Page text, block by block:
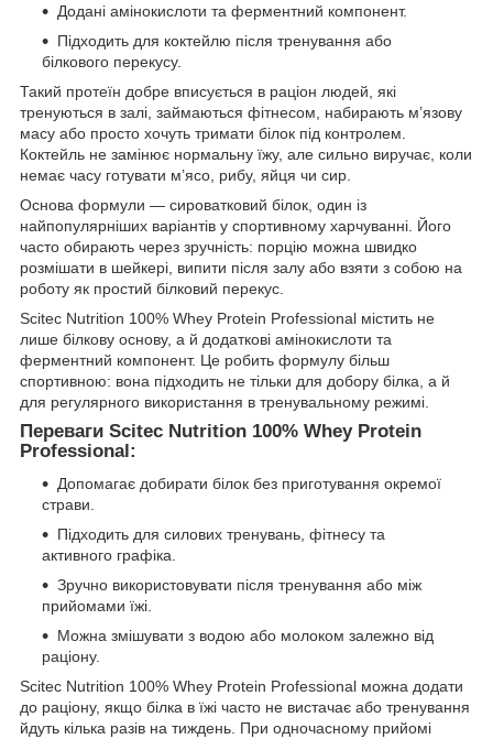
Додані амінокислоти та ферментний компонент.
Підходить для коктейлю після тренування або
білкового перекусу.
Такий протеїн добре вписується в раціон людей, які
тренуються в залі, займаються фітнесом, набирають м’язову
масу або просто хочуть тримати білок під контролем.
Коктейль не замінює нормальну їжу, але сильно виручає, коли
немає часу готувати м’ясо, рибу, яйця чи сир.
Основа формули — сироватковий білок, один із
найпопулярніших варіантів у спортивному харчуванні. Його
часто обирають через зручність: порцію можна швидко
розмішати в шейкері, випити після залу або взяти з собою на
роботу як простий білковий перекус.
Scitec Nutrition 100% Whey Protein Professional містить не
лише білкову основу, а й додаткові амінокислоти та
ферментний компонент. Це робить формулу більш
спортивною: вона підходить не тільки для добору білка, а й
для регулярного використання в тренувальному режимі.
Переваги Scitec Nutrition 100% Whey Protein
Professional:
Допомагає добирати білок без приготування окремої
страви.
Підходить для силових тренувань, фітнесу та
активного графіка.
Зручно використовувати після тренування або між
прийомами їжі.
Можна змішувати з водою або молоком залежно від
раціону.
Scitec Nutrition 100% Whey Protein Professional можна додати
до раціону, якщо білка в їжі часто не вистачає або тренування
йдуть кілька разів на тиждень. При одночасному прийомі